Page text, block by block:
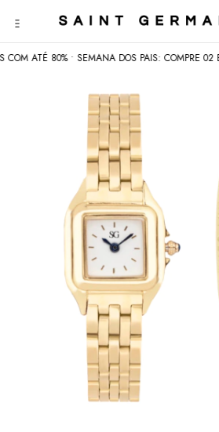
ATÉ 80% • SEMANA DOS PAIS: COMPRE 02